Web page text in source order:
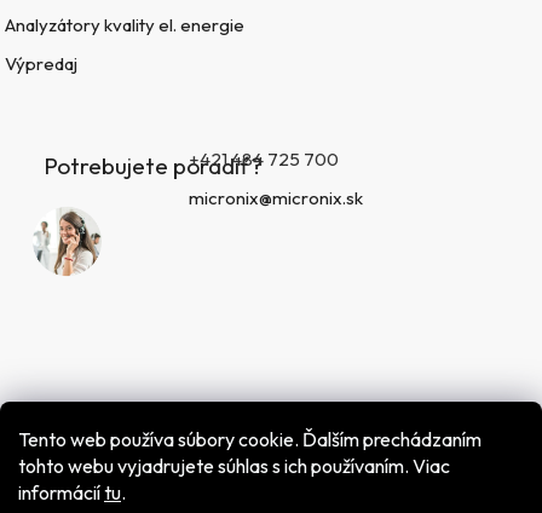
Tento web používa súbory cookie. Ďalším prechádzaním
tohto webu vyjadrujete súhlas s ich používaním. Viac
informáciítu.
Analyzátory kvality el. energie
Výpredaj
Potrebujete poradiť?+421 484 725 700
micronix@micronix.sk